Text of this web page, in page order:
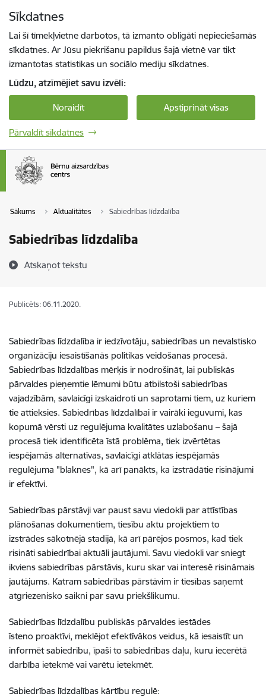
Sīkdatnes
Lai šī tīmekļvietne darbotos, tā izmanto obligāti nepieciešamās
sīkdatnes. Ar Jūsu piekrišanu papildus šajā vietnē var tikt
izmantotas statistikas un sociālo mediju sīkdatnes.
Lūdzu, atzīmējiet savu izvēli:
Noraidīt Apstiprināt visas
Pārvaldīt sīkdatnes
Sākums Aktualitātes Sabiedrības līdzdalība
Sabiedrības līdzdalība
Atskaņot tekstu
Publicēts: 06.11.2020.
Sabiedrības līdzdalība ir iedzīvotāju, sabiedrības un nevalstisko
organizāciju iesaistīšanās politikas veidošanas procesā.
Sabiedrības līdzdalības mērķis ir nodrošināt, lai publiskās
pārvaldes pieņemtie lēmumi būtu atbilstoši sabiedrības
vajadzībām, savlaicīgi izskaidroti un saprotami tiem, uz kuriem
tie attieksies. Sabiedrības līdzdalībai ir vairāki ieguvumi, kas
kopumā vērsti uz regulējuma kvalitātes uzlabošanu – šajā
procesā tiek identificēta īstā problēma, tiek izvērtētas
iespējamās alternatīvas, savlaicīgi atklātas iespējamās
regulējuma "blaknes", kā arī panākts, ka izstrādātie risinājumi
ir efektīvi.
Sabiedrības pārstāvji var paust savu viedokli par attīstības
plānošanas dokumentiem, tiesību aktu projektiem to
izstrādes sākotnējā stadijā, kā arī pārējos posmos, kad tiek
risināti sabiedrībai aktuāli jautājumi. Savu viedokli var sniegt
ikviens sabiedrības pārstāvis, kuru skar vai interesē risināmais
jautājums. Katram sabiedrības pārstāvim ir tiesības saņemt
atgriezenisko saikni par savu priekšlikumu.
Sabiedrības līdzdalību publiskās pārvaldes iestādes
īsteno proaktīvi, meklējot efektīvākos veidus, kā iesaistīt un
informēt sabiedrību, īpaši to sabiedrības daļu, kuru iecerētā
darbība ietekmē vai varētu ietekmēt.
Sabiedrības līdzdalības kārtību regulē: